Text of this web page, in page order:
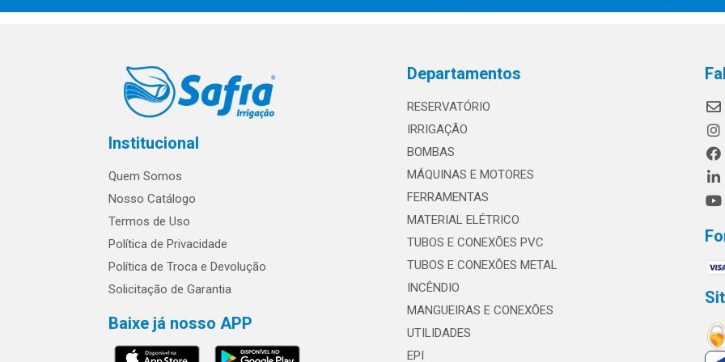
Institucional
Quem Somos
Nosso Catálogo
Termos de Uso
Política de Privacidade
Política de Troca e Devolução
Solicitação de Garantia
Baixe já nosso APP
Departamentos
RESERVATÓRIO
IRRIGAÇÃO
BOMBAS
MÁQUINAS E MOTORES
FERRAMENTAS
MATERIAL ELÉTRICO
TUBOS E CONEXÕES PVC
TUBOS E CONEXÕES METAL
INCÊNDIO
MANGUEIRAS E CONEXÕES
UTILIDADES
EPI